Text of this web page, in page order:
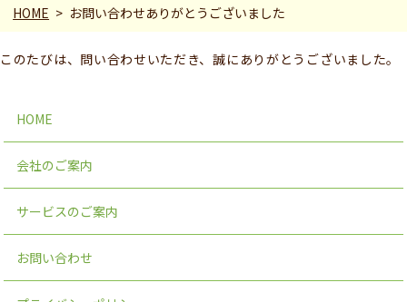
HOME お問い合わせありがとうございました
このたびは、問い合わせいただき、誠にありがとうございました。
HOME
会社のご案内
サービスのご案内
お問い合わせ